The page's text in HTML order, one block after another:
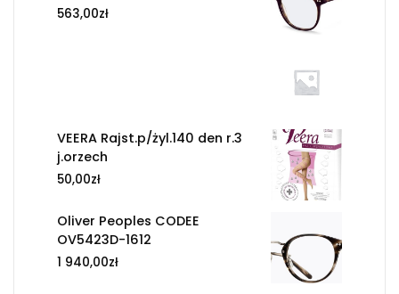
563,00zł
VEERA Rajst.p/żyl.140 den r.3
j.orzech
50,00zł
Oliver Peoples CODEE
OV5423D-1612
1 940,00zł